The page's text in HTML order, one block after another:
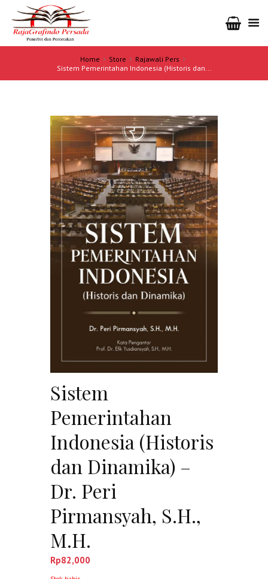
Home Store
Rajawali Pers
Sistem Pemerintahan Indonesia (Historis dan...
Sistem
Pemerintahan
Indonesia (Historis
dan Dinamika) –
Dr. Peri
Pirmansyah, S.H.,
M.H.
Rp82,000